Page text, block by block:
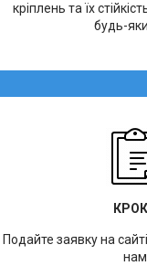
кріплень та їх
будь-
Подайте заявку на
нам